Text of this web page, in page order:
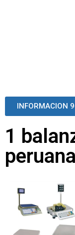
INFORMACION
1
peruana